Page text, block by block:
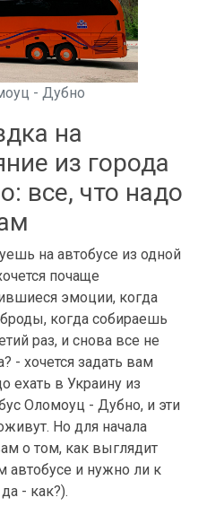
- Дубно
на
из города
все, что надо
на автобусе из одной
почаще
эмоции, когда
когда собираешь
раз, и снова все не
- хочется задать вам
ехать в Украину из
Оломоуц - Дубно, и эти
Но для начала
о том, как выглядит
автобусе и нужно ли к
- как?).